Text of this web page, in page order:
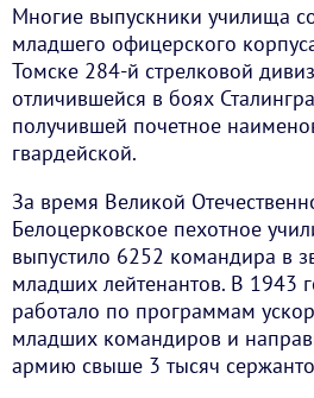
Многие выпускники училища
младшего офицерского
Томске 284-й стрелковой
отличившейся в боях
получившей почетное
гвардейской.
За время Великой
Белоцерковское пехотное
выпустило 6252 командира в
младших лейтенантов. В 1943
работало по программам
младших командиров и
армию свыше 3 тысяч